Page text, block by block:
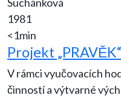
1981
<1min
Projekt „PRAVĚK“
V rámci vyučovacích
činností a výtvarné